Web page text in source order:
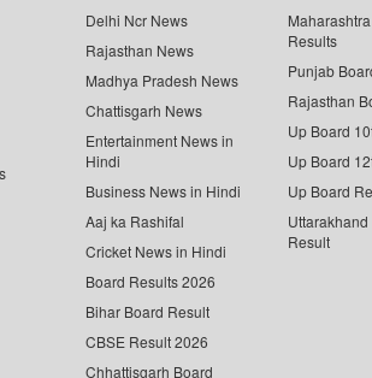
Delhi Ncr News
Rajasthan News
Madhya Pradesh News
Chattisgarh News
Entertainment News in
Hindi
Business News in Hindi
Aaj ka Rashifal
Cricket News in Hindi
Board Results 2026
Bihar Board Result
CBSE Result 2026
Chhattisgarh Board
Results
Punjab
Rajasthan
Up Board
Up Board
Up Board
Uttarakhand
Result